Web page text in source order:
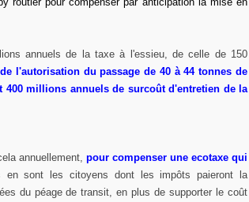
annuels de la taxe à l'essieu, de celle de 150
de l'autorisation du passage de 40 à 44 tonnes de
400 millions annuels de surcoût d'entretien de la
annuellement, pour compenser une ecotaxe qui
en sont les citoyens dont les impôts paieront la
du péage de transit, en plus de supporter le coût